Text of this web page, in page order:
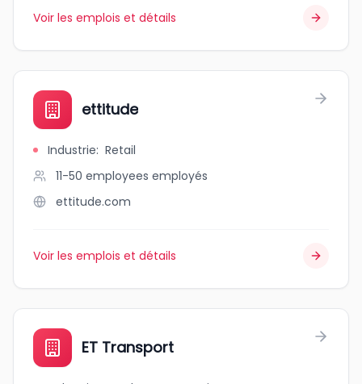
Voir les emplois et détails
ettitude
Industrie: Retail
11-50 employees employés
ettitude.com
Voir les emplois et détails
ET Transport